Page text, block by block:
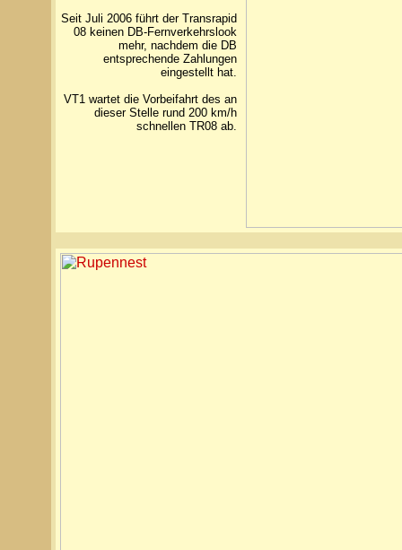
Seit Juli 2006 führt der Transrapid
08 keinen DB-Fernverkehrslook
mehr, nachdem die DB
entsprechende Zahlungen
eingestellt hat.
VT1 wartet die Vorbeifahrt des an
dieser Stelle rund 200 km/h
schnellen TR08 ab.